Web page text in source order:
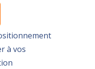
à vos